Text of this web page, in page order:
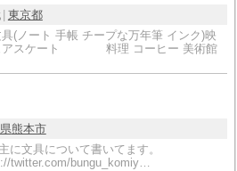
東京都
(ノート 手帳 チープな万年筆 インク)映
アスケート 料理 コーヒー 美術館
熊本市
に文具について書いてます。
twitter.com/bungu_komiy…